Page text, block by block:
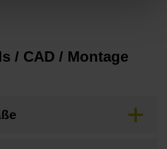
/ CAD / Montage